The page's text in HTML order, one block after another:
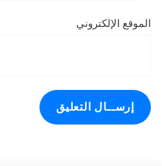
الموقع الإلكتروني